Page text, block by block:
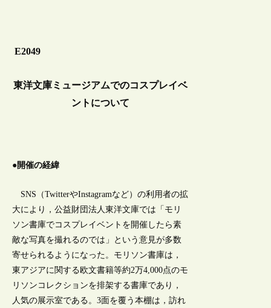
E2049
東洋文庫ミュージアムでのコスプレイベ
ントについて
●開催の経緯
SNS（TwitterやInstagramなど）の利用者の拡
大により，公益財団法人東洋文庫では「モリ
ソン書庫でコスプレイベントを開催したら素
敵な写真を撮れるのでは」という意見が多数
寄せられるようになった。モリソン書庫は，
東アジアに関する欧文書籍等約2万4,000点のモ
リソンコレクションを排架する書庫であり，
人気の展示室である。3面を覆う本棚は，訪れ